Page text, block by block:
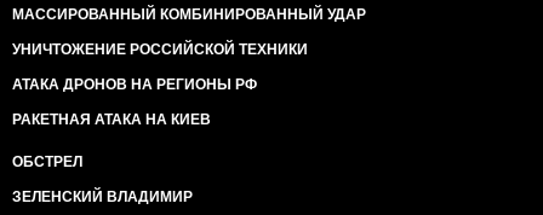
МАССИРОВАННЫЙ КОМБИНИРОВАННЫЙ УДАР
УНИЧТОЖЕНИЕ РОССИЙСКОЙ ТЕХНИКИ
АТАКА ДРОНОВ НА РЕГИОНЫ РФ
РАКЕТНАЯ АТАКА НА КИЕВ
ОБСТРЕЛ
ЗЕЛЕНСКИЙ ВЛАДИМИР